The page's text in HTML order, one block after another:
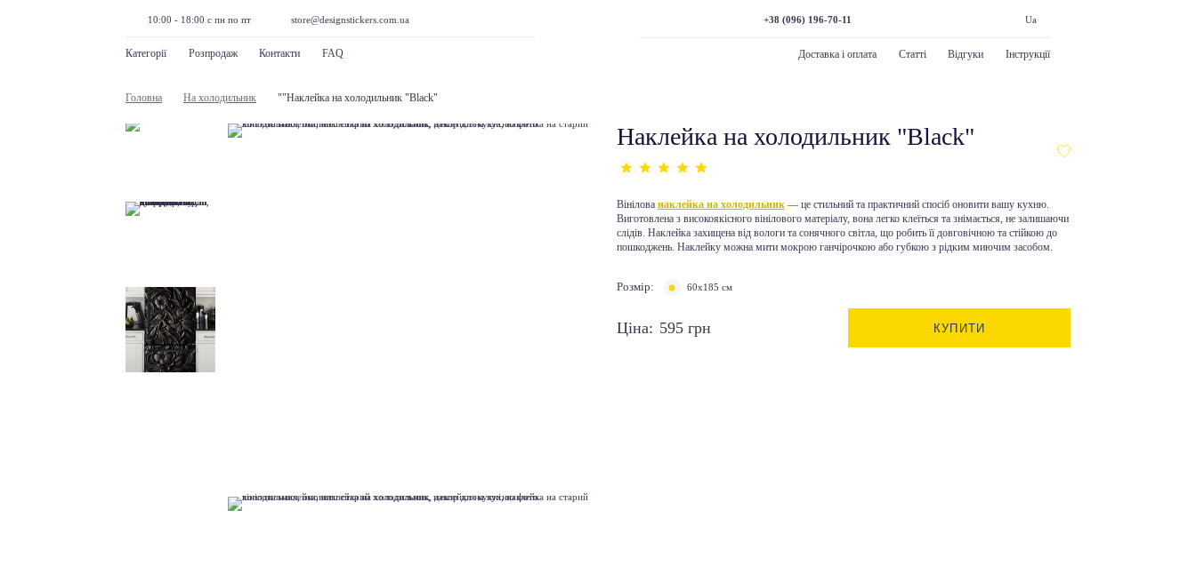
10:00 - 18:00 с пн по пт store@designstickers.com.ua
Категорії Розпродаж Контакти FAQ
+38 (096) 196-70-11 Ua
Доставка і оплата Статті Відгуки Інструкції
Головна На холодильник ""Наклейка на холодильник "Black"
Наклейка на холодильник "Black"
Вінілова наклейка на холодильник — це стильний та практичний спосіб оновити вашу кухню.
Виготовлена з високоякісного вінілового матеріалу, вона легко клеїться та знімається, не залишаючи
слідів. Наклейка захищена від вологи та сонячного світла, що робить її довговічною та стійкою до
пошкоджень. Наклейку можна мити мокрою ганчірочкою або губкою з рідким миючим засобом.
Розмір: 60x185 см
Ціна: 595 грн КУПИТИ